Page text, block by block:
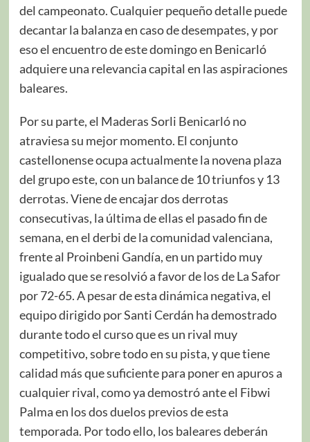
del campeonato. Cualquier pequeño detalle puede
decantar la balanza en caso de desempates, y por
eso el encuentro de este domingo en Benicarló
adquiere una relevancia capital en las aspiraciones
baleares.
Por su parte, el Maderas Sorli Benicarló no
atraviesa su mejor momento. El conjunto
castellonense ocupa actualmente la novena plaza
del grupo este, con un balance de 10 triunfos y 13
derrotas. Viene de encajar dos derrotas
consecutivas, la última de ellas el pasado fin de
semana, en el derbi de la comunidad valenciana,
frente al Proinbeni Gandía, en un partido muy
igualado que se resolvió a favor de los de La Safor
por 72-65. A pesar de esta dinámica negativa, el
equipo dirigido por Santi Cerdán ha demostrado
durante todo el curso que es un rival muy
competitivo, sobre todo en su pista, y que tiene
calidad más que suficiente para poner en apuros a
cualquier rival, como ya demostró ante el Fibwi
Palma en los dos duelos previos de esta
temporada. Por todo ello, los baleares deberán